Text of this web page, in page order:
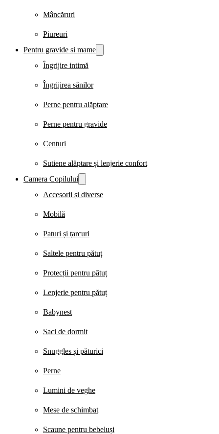
Mâncăruri
Piureuri
Pentru gravide si mame
Îngrijire intimă
Îngrijirea sânilor
Perne pentru alăptare
Perne pentru gravide
Centuri
Sutiene alăptare și lenjerie confort
Camera Copilului
Accesorii și diverse
Mobilă
Paturi și țarcuri
Saltele pentru pătuț
Protecții pentru pătuț
Lenjerie pentru pătuț
Babynest
Saci de dormit
Snuggles și păturici
Perne
Lumini de veghe
Mese de schimbat
Scaune pentru bebeluși